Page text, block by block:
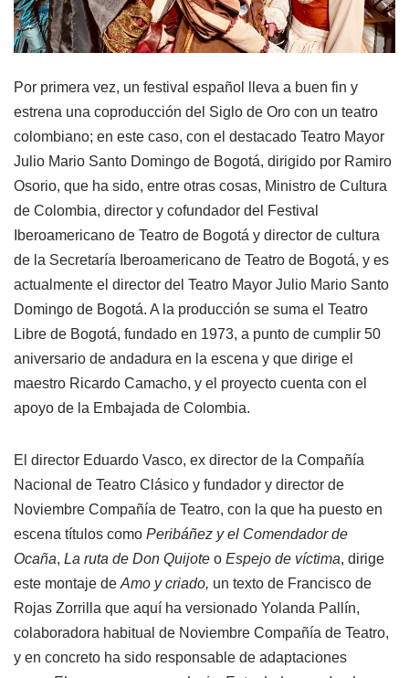
Por primera vez, un festival español lleva a buen fin y
estrena una coproducción del Siglo de Oro con un teatro
colombiano; en este caso, con el destacado Teatro Mayor
Julio Mario Santo Domingo de Bogotá, dirigido por Ramiro
Osorio, que ha sido, entre otras cosas, Ministro de Cultura
de Colombia, director y cofundador del Festival
Iberoamericano de Teatro de Bogotá y director de cultura
de la Secretaría Iberoamericano de Teatro de Bogotá, y es
actualmente el director del Teatro Mayor Julio Mario Santo
Domingo de Bogotá. A la producción se suma el Teatro
Libre de Bogotá, fundado en 1973, a punto de cumplir 50
aniversario de andadura en la escena y que dirige el
maestro Ricardo Camacho, y el proyecto cuenta con el
apoyo de la Embajada de Colombia.
El director Eduardo Vasco, ex director de la Compañía
Nacional de Teatro Clásico y fundador y director de
Noviembre Compañía de Teatro, con la que ha puesto en
escena títulos como Peribáñez y el Comendador de
Ocaña, La ruta de Don Quijote o Espejo de víctima, dirige
este montaje de Amo y criado, un texto de Francisco de
Rojas Zorrilla que aquí ha versionado Yolanda Pallín,
colaboradora habitual de Noviembre Compañía de Teatro,
y en concreto ha sido responsable de adaptaciones